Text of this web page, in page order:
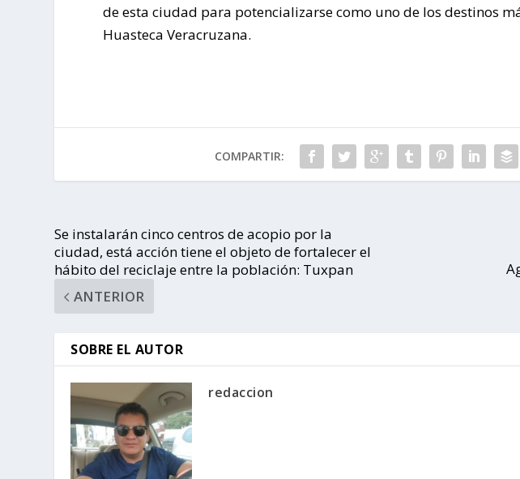
de esta ciudad para potencializarse como uno de los destinos
Huasteca Veracruzana.
COMPARTIR:
Se instalarán cinco centros de acopio por la
ciudad, está acción tiene el objeto de fortalecer el
hábito del reciclaje entre la población: Tuxpan
ANTERIOR
SOBRE EL AUTOR
redaccion